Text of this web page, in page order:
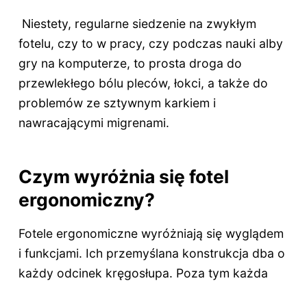
Niestety, regularne siedzenie na zwykłym
fotelu, czy to w pracy, czy podczas nauki alby
gry na komputerze, to prosta droga do
przewlekłego bólu pleców, łokci, a także do
problemów ze sztywnym karkiem i
nawracającymi migrenami.
Czym wyróżnia się fotel
ergonomiczny?
Fotele ergonomiczne wyróżniają się wyglądem
i funkcjami. Ich przemyślana konstrukcja dba o
każdy odcinek kręgosłupa. Poza tym każda